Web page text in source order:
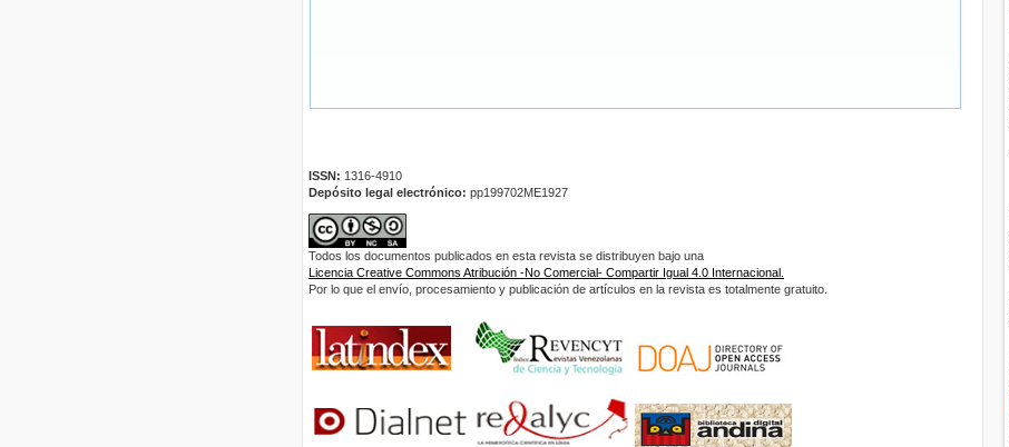
ISSN: 1316-4910
Depósito legal electrónico: pp199702ME1927
Todos los documentos publicados en esta revista se distribuyen bajo una
Licencia Creative Commons Atribución -No Comercial- Compartir Igual 4.0 Internacional.
Por lo que el envío, procesamiento y publicación de artículos en la revista es totalmente gratuito.